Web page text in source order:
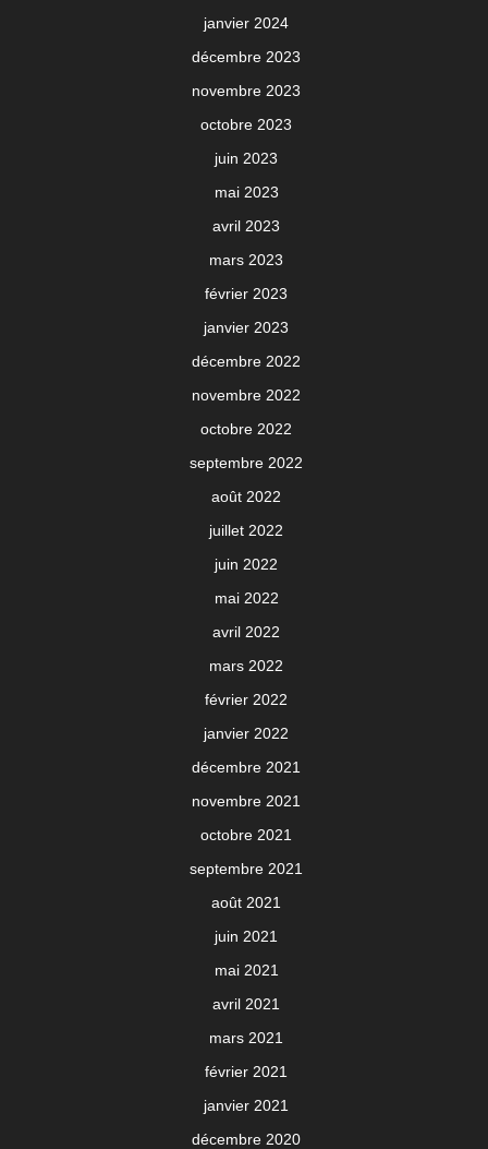
janvier 2024
décembre 2023
novembre 2023
octobre 2023
juin 2023
mai 2023
avril 2023
mars 2023
février 2023
janvier 2023
décembre 2022
novembre 2022
octobre 2022
septembre 2022
août 2022
juillet 2022
juin 2022
mai 2022
avril 2022
mars 2022
février 2022
janvier 2022
décembre 2021
novembre 2021
octobre 2021
septembre 2021
août 2021
juin 2021
mai 2021
avril 2021
mars 2021
février 2021
janvier 2021
décembre 2020